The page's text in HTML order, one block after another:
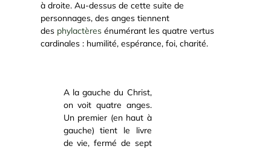
à droite. Au-dessus de cette suite de
personnages, des anges tiennent
des phylactèresénumérant les quatre vertus
cardinales : humilité, espérance, foi, charité.
A la gauche du Christ,
on voit quatre anges.
Un premier (en haut à
gauche) tient le livre
de vie, fermé de sept